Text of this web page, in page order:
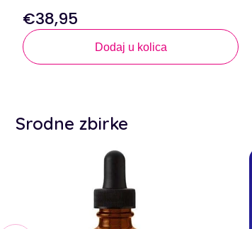
Redovna
cijena
€38,95
Dodaj u kolica
Srodne zbirke